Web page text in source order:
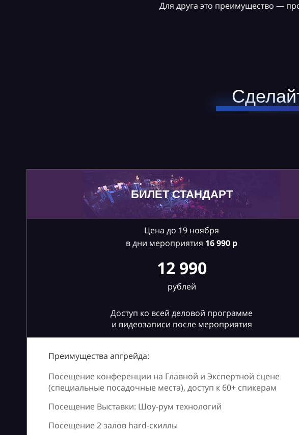
Для друга это преимущество —
БИЛЕТ СТАНДАРТ
Цена до 19 ноября
в дни мероприятия 16990 р
12 990
рублей
Доступ ко всей деловой программе
и видеозаписи после мероприятия
Преимущества апгрейда:
Посещение конференции на Главной и Экспертной сцене
(специальные посадочные места), доступ к 60+ спикерам
Посещение Выставки: Шоу-рум технологий
Посещение 2 залов hard-скиллы